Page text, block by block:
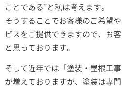
ことである”と私は考えます。
そうすることでお客様のご希望
ビスをご提供できますので、お
と思っております。
そして近年では「塗装・屋根工
が増えておりますが、塗装は専